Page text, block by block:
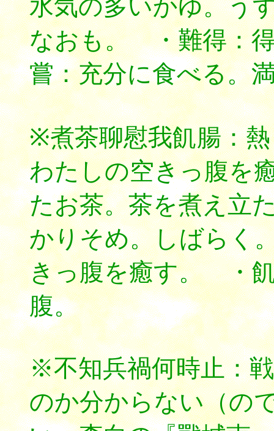
水気の多いかゆ。う
なおも。 ・難得：
嘗：充分に食べる。
※煮茶聊慰我飢腸：
わたしの空きっ腹を
たお茶。茶を煮え立
かりそめ。しばらく
きっ腹を癒す。 ・
腹。
※不知兵禍何時止：
のか分からない（の